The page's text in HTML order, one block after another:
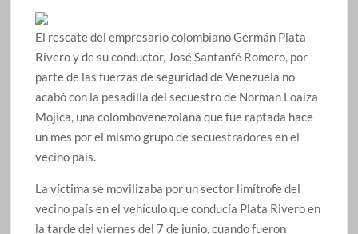
El rescate del empresario colombiano Germán Plata
Rivero y de su conductor, José Santanfé Romero, por
parte de las fuerzas de seguridad de Venezuela no
acabó con la pesadilla del secuestro de Norman Loaiza
Mojica, una colombovenezolana que fue raptada hace
un mes por el mismo grupo de secuestradores en el
vecino país.
La víctima se movilizaba por un sector limítrofe del
vecino país en el vehículo que conducía Plata Rivero en
la tarde del viernes del 7 de junio, cuando fueron